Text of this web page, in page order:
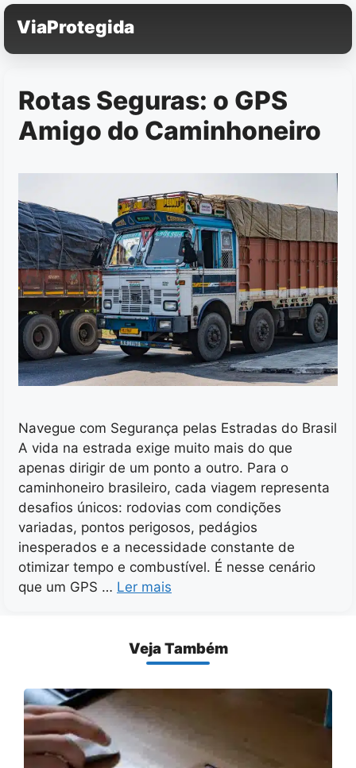
Pular
para
o
ViaProtegida
Rotas Seguras: o GPS
Amigo do Caminhoneiro
Navegue com Segurança pelas Estradas do Brasil
A vida na estrada exige muito mais do que
apenas dirigir de um ponto a outro. Para o
caminhoneiro brasileiro, cada viagem representa
desafios únicos: rodovias com condições
variadas, pontos perigosos, pedágios
inesperados e a necessidade constante de
otimizar tempo e combustível. É nesse cenário
que um GPS … Ler mais
Veja Também